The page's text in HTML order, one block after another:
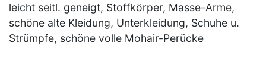
leicht seitl. geneigt, Stoffkörper, Masse-Arme,
schöne alte Kleidung, Unterkleidung, Schuhe u.
Strümpfe, schöne volle Mohair-Perücke